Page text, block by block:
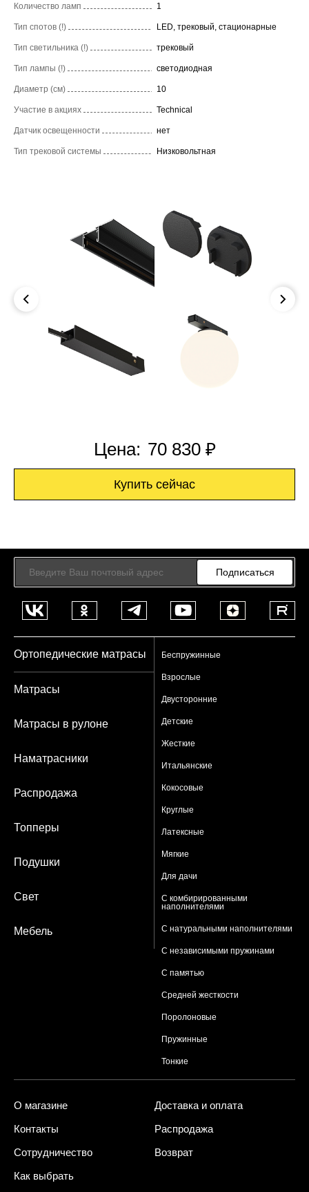
Количество ламп 1
Тип спотов (!) LED, трековый, стационарные
Тип светильника (!) трековый
Тип лампы (!) светодиодная
Диаметр (см) 10
Участие в акциях Technical
Датчик освещенности нет
Тип трековой системы Низковольтная
Цена: 70 830 ₽
Купить сейчас
Подписаться
Ортопедические матрасы Беспружинные
Взрослые
Двусторонние
Детские
Жесткие
Итальянские
Кокосовые
Круглые
Латексные
Мягкие
Для дачи
С комбирированными
наполнителями
С натуральными наполнителями
С независимыми пружинами
С памятью
Средней жесткости
Поролоновые
Пружинные
Тонкие
Матрасы
Матрасы в рулоне
Наматрасники
Распродажа
Топперы
Подушки
Свет
Мебель
О магазине
Доставка и оплата
Контакты
Распродажа
Сотрудничество
Возврат
Как выбрать